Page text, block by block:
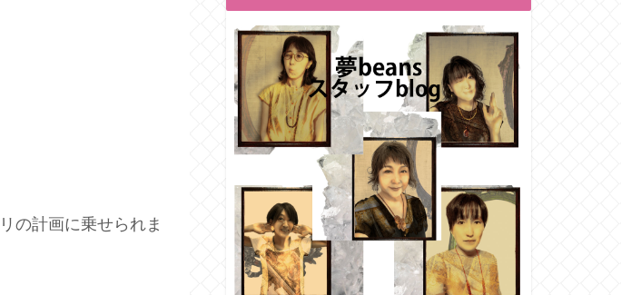
の計画に乗せられま